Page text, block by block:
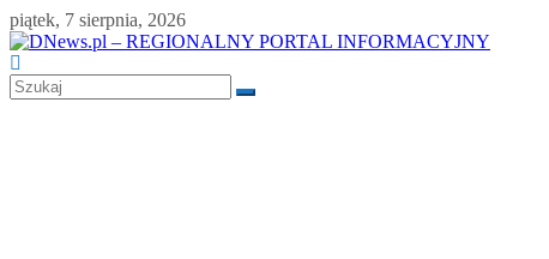
Skip
to
content
piątek, 7 sierpnia, 2026